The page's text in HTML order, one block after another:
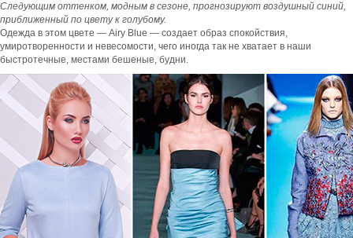
Следующим оттенком, модным в сезоне, прогнозируют воздушный синий,
приближенный по цвету к голубому.
Одежда в этом цвете — Airy Blue — создает образ спокойствия,
умиротворенности и невесомости, чего иногда так не хватает в наши
быстротечные, местами бешеные, будни.